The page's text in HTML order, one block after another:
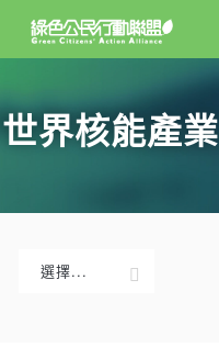
世界核能產業
選擇...